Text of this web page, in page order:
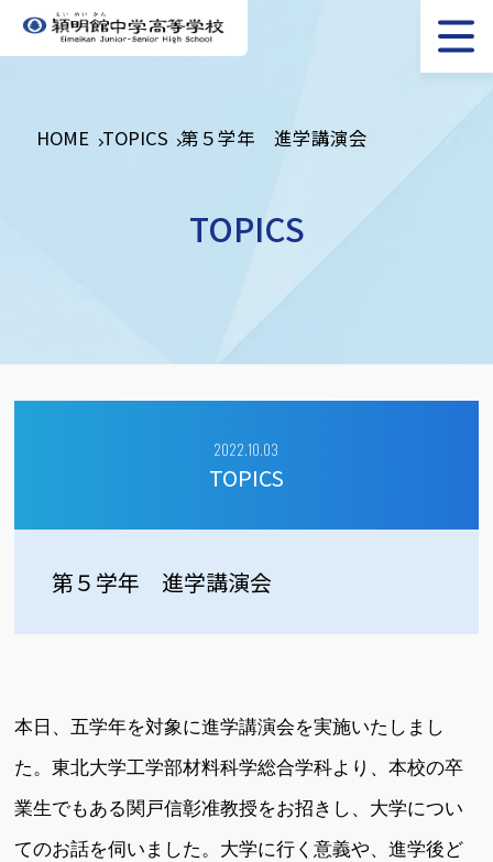
HOME TOPICS 第５学年 進学講演会
TOPICS
2022.10.03
TOPICS
第５学年 進学講演会
本日、五学年を対象に進学講演会を実施いたしまし
た。東北大学工学部材料科学総合学科より、本校の卒
業生でもある関戸信彰准教授をお招きし、大学につい
てのお話を伺いました。大学に行く意義や、進学後ど